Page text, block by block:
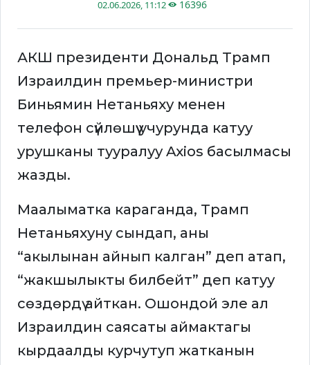
02.06.2026, 11:12 16396
АКШ президенти Дональд Трамп
Израилдин премьер-министри
Биньямин Нетаньяху менен
телефон сүйлөшүү учурунда катуу
урушканы тууралуу Axios басылмасы
жазды.
Маалыматка караганда, Трамп
Нетаньяхуну сындап, аны
“акылынан айнып калган” деп атап,
“жакшылыкты билбейт” деп катуу
сөздөрдү айткан. Ошондой эле ал
Израилдин саясаты аймактагы
кырдаалды курчутуп жатканын